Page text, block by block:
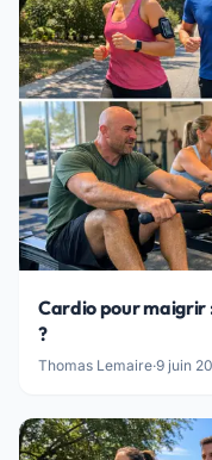
Cardio pour maigrir
?
Thomas Lemaire·9 juin